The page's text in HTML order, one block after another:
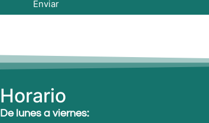
Enviar
Horario
De lunes a viernes: